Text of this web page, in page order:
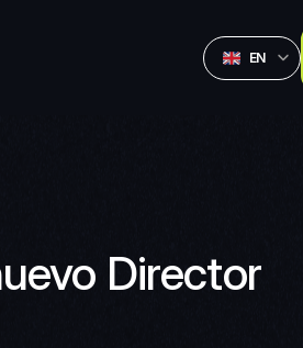
Select Language
English
EN
Director